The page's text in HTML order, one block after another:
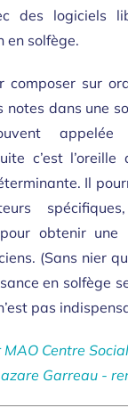
des logiciels
en solfège.
composer sur
notes dans une
appelée
c’est l’oreille
Il
obtenir une
(Sans nier
en solfège
pas